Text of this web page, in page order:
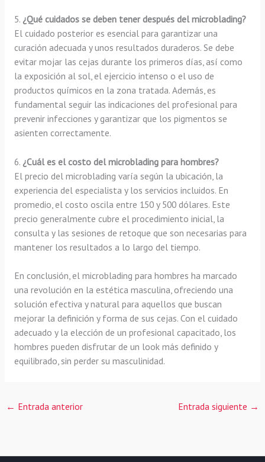
5. ¿Qué cuidados se deben tener después del microblading?
El cuidado posterior es esencial para garantizar una
curación adecuada y unos resultados duraderos. Se debe
evitar mojar las cejas durante los primeros días, así como
la exposición al sol, el ejercicio intenso o el uso de
productos químicos en la zona tratada. Además, es
fundamental seguir las indicaciones del profesional para
prevenir infecciones y garantizar que los pigmentos se
asienten correctamente.
6. ¿Cuál es el costo del microblading para hombres?
El precio del microblading varía según la ubicación, la
experiencia del especialista y los servicios incluidos. En
promedio, el costo oscila entre 150 y 500 dólares. Este
precio generalmente cubre el procedimiento inicial, la
consulta y las sesiones de retoque que son necesarias para
mantener los resultados a lo largo del tiempo.
En conclusión, el microblading para hombres ha marcado
una revolución en la estética masculina, ofreciendo una
solución efectiva y natural para aquellos que buscan
mejorar la definición y forma de sus cejas. Con el cuidado
adecuado y la elección de un profesional capacitado, los
hombres pueden disfrutar de un look más definido y
equilibrado, sin perder su masculinidad.
← Entrada anterior Entrada siguiente →